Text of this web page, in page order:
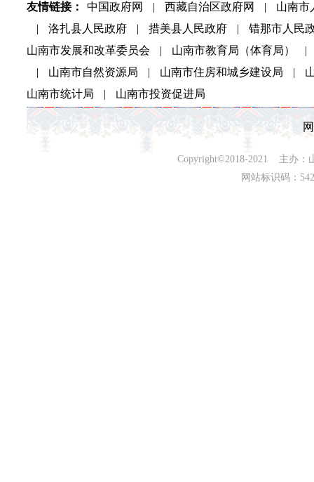
友情链接： 中国政府网 | 西藏自治区政府网 |
山南市
|
洛扎县人民政府 | 措美县人民政府 |
错那市人民
山南市发展和改革委员会
| 山南市教育局（体育局）
|
|
山南市自然资源局 | 山南市住房和城乡建设局 |
山南市统计局
| 山南市投资促进局
Copyright©2018-2021 主办：
网站标识码：